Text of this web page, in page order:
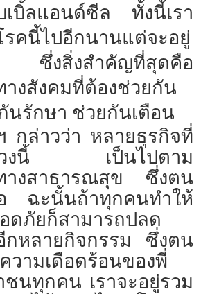
เบิ้ลแอนด์ซีล ทั้งนี้เรา
รคนี้ไปอีกนานแต่จะอยู่
ซึ่งสิ่งสำคัญที่สุดคือ
างสังคมที่ต้องช่วยกัน
รักษา ช่วยกันเตือน
กล่าวว่า หลายธุรกิจที่
วงนี้ เป็นไปตาม
างสาธารณสุข ซึ่งตน
ฉะนั้นถ้าทุกคนทำให้
ดภัยก็สามารถปลด
กหลายกิจกรรม ซึ่งตน
วามเดือดร้อนของพี่
ชนทุกคน เราจะอยู่รวม